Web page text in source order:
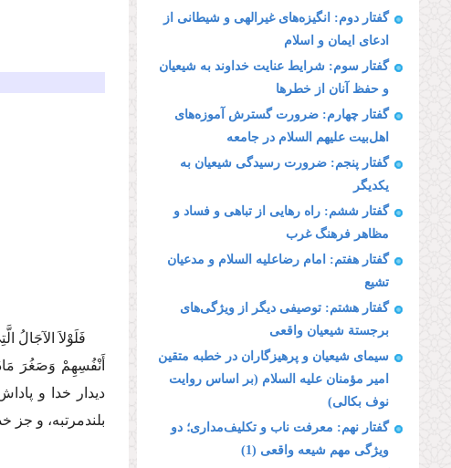
گفتار دوم: انگیزه‌های غیر‌الهی و شیطانی از
ادعای ایمان و اسلام
گفتار سوم: شرایط عنایت خداوند به شیعیان
و حفظ آنان از خطرها
گفتار چهارم: ضرورت گسترش آموزه‌های
اهل‌بیت علیهم السلام در جامعه
گفتار پنجم: ضرورت رسیدگی شیعیان به
یكدیگر
گفتار ششم: راه رهایی از تباهی و فساد و
مظاهر فرهنگ غرب
گفتار هفتم: امام رضاعلیه السلام و مدعیان
تشیع
گفتار هشتم: توصیفی دیگر از ویژگی‌های
برجستة‌ شیعیان واقعی
سیمای شیعیان و پرهیزگاران در خطبه متقین
امیر مؤمنان علیه السلام (بر اساس روایت
نوف بكالی)
گفتار نهم: معرفت ناب و تكلیف‌مداری؛ دو
ویژگی مهم شیعه واقعی (1)
فَلَوْلاَ
أَنْفُسِهِمْ وَصَغُرَ
دیدار خدا و
بلندمرتبه، و